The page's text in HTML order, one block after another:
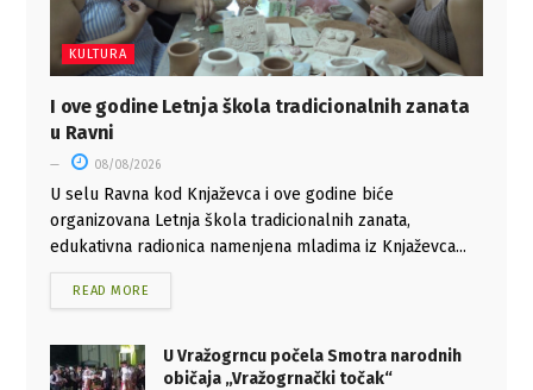
KULTURA
I ove godine Letnja škola tradicionalnih zanata
u Ravni
08/08/2026
U selu Ravna kod Knjaževca i ove godine biće
organizovana Letnja škola tradicionalnih zanata,
edukativna radionica namenjena mladima iz Knjaževca...
READ MORE
U Vražogrncu počela Smotra narodnih
običaja „Vražogrnački točak“